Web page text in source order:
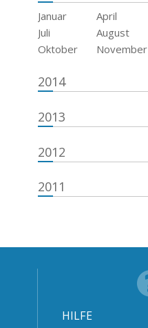
Januar April
Juli
August
Oktober
November
2014
2013
2012
2011
HILFE